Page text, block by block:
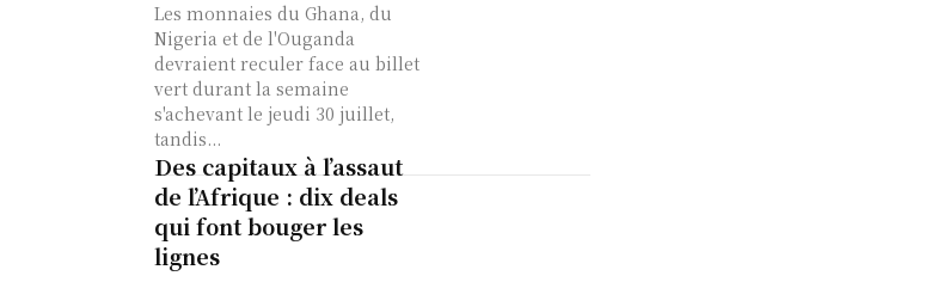
Les monnaies du Ghana, du
Nigeria et de l'Ouganda
devraient reculer face au billet
vert durant la semaine
s'achevant le jeudi 30 juillet,
tandis...
Des capitaux à l’assaut
de l’Afrique : dix deals
qui font bouger les
lignes